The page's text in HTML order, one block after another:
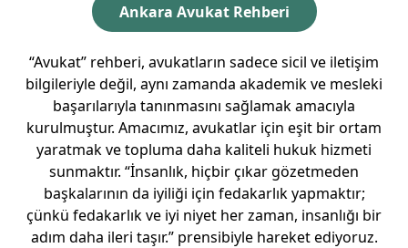
Ankara Avukat Rehberi
“Avukat” rehberi, avukatların sadece sicil ve iletişim
bilgileriyle değil, aynı zamanda akademik ve mesleki
başarılarıyla tanınmasını sağlamak amacıyla
kurulmuştur. Amacımız, avukatlar için eşit bir ortam
yaratmak ve topluma daha kaliteli hukuk hizmeti
sunmaktır. “İnsanlık, hiçbir çıkar gözetmeden
başkalarının da iyiliği için fedakarlık yapmaktır;
çünkü fedakarlık ve iyi niyet her zaman, insanlığı bir
adım daha ileri taşır.” prensibiyle hareket ediyoruz.